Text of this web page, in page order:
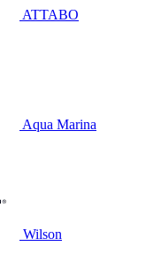
ATTABO
Aqua Marina
Wilson